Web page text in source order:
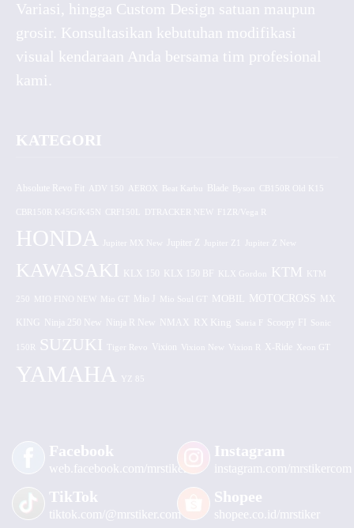
Variasi, hingga Custom Design satuan maupun
grosir. Konsultasikan kebutuhan modifikasi
visual kendaraan Anda bersama tim profesional
kami.
KATEGORI
Absolute Revo Fit ADV 150 AEROX CB150R Old K15
CBR150R K45G/K45N CRF150L DTRACKER NEW F1ZR/Vega R
HONDA Jupiter MX New Jupiter Z
KAWASAKI KLX 150 KLX 150 BF KLX Gordon KTM KTM
250 MIO FINO NEW Mio GT Mio J Mio Soul GT MOBIL MOTOCROSS MX
KING Ninja 250 New Ninja R New NMAX RX King Satria F Scoopy FI Sonic
150R SUZUKI Tiger Revo Vixion Vixion New Vixion R X-Ride Xeon GT
YAMAHA YZ 85
Facebook
web.facebook.com/mrstiker
Instagram
instagram.com/mrstikercom
TikTok
tiktok.com/@mrstiker.com
Shopee
shopee.co.id/mrstiker